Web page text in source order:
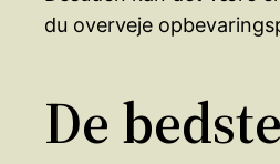
du overveje
De